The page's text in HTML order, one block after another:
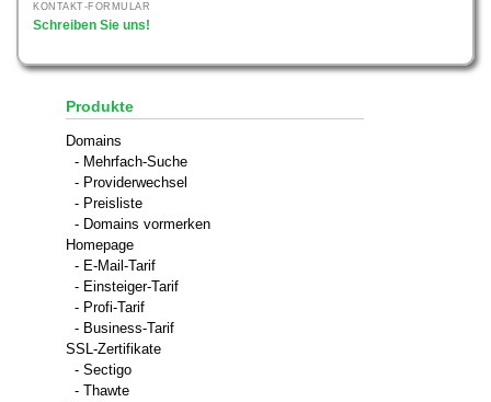
KONTAKT-FORMULAR
Schreiben Sie uns!
Produkte
Domains
- Mehrfach-Suche
- Providerwechsel
- Preisliste
- Domains vormerken
Homepage
- E-Mail-Tarif
- Einsteiger-Tarif
- Profi-Tarif
- Business-Tarif
SSL-Zertifikate
- Sectigo
- Thawte